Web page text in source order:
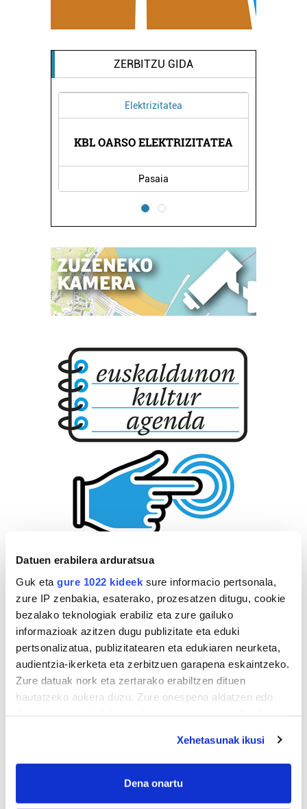
Datuen erabilera arduratsua
Guk eta gure 1022 kideek sure informacio pertsonala,
zure IP zenbakia, esaterako, prozesatzen ditugu, cookie
bezalako teknologiak erabiliz eta zure gailuko
informazioak azitzen dugu publizitate eta eduki
pertsonalizatua, publizitatearen eta edukiaren neurketa,
audientzia-ikerketa eta zerbitzuen garapena eskaintzeko.
Zure datuak nork eta zertarako erabiltzen dituen
hautatzeko aukera duzu. Zure onespena aldatzen edo
If you allow, we would also like to:
Collect information about your geographical
Xehetasunak ikusi
Dena onartu
ZERBITZU GIDA
ELEKTRIZITATEA MAITEXA